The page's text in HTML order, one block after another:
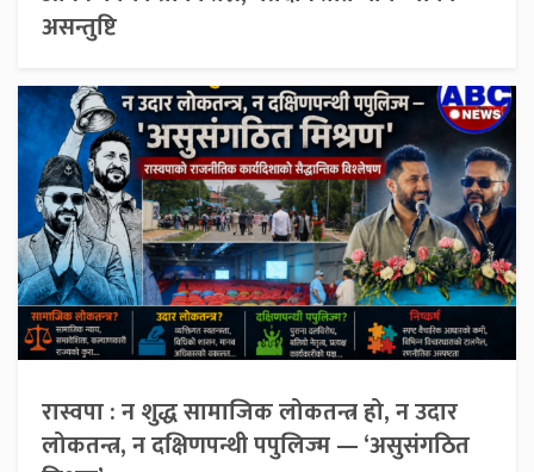
असन्तुष्टि
रास्वपा : न शुद्ध सामाजिक लोकतन्त्र हो, न उदार
लोकतन्त्र, न दक्षिणपन्थी पपुलिज्म — ‘असुसंगठित